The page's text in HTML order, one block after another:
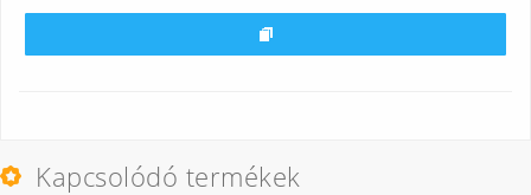
Kapcsolódó termékek